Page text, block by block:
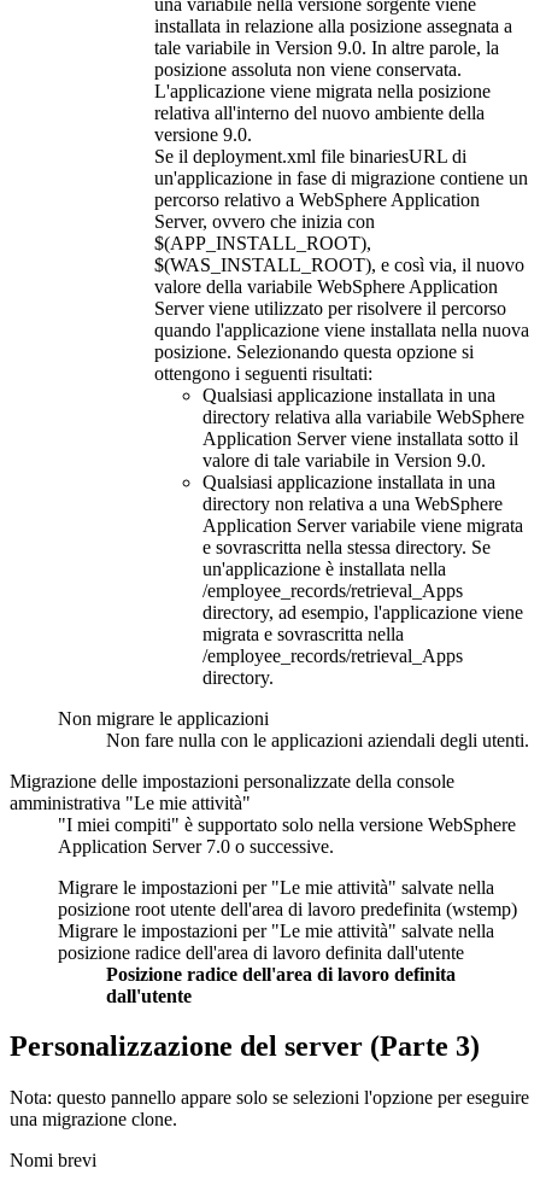
installata in relazione alla posizione assegnata a
tale variabile in Version 9.0. In altre parole, la
posizione assoluta non viene conservata.
L'applicazione viene migrata nella posizione
relativa all'interno del nuovo ambiente della
versione 9.0.
Se il deployment.xml file binariesURL di
un'applicazione in fase di migrazione contiene un
percorso relativo a WebSphere Application
Server, ovvero che inizia con
$(APP_INSTALL_ROOT),
$(WAS_INSTALL_ROOT), e così via, il nuovo
valore della variabile WebSphere Application
Serverviene utilizzato per risolvere il percorso
quando l'applicazione viene installata nella nuova
posizione. Selezionando questa opzione si
ottengono i seguenti risultati:
Qualsiasi applicazione installata in una
directory relativa alla variabile WebSphere
Application Serverviene installata sotto il
valore di tale variabile in Version 9.0.
Qualsiasi applicazione installata in una
directory non relativa a una WebSphere
Application Servervariabile viene migrata
e sovrascritta nella stessa directory. Se
un'applicazione è installata nella
/employee_records/retrieval_Apps
directory, ad esempio, l'applicazione viene
migrata e sovrascritta nella
/employee_records/retrieval_Apps
directory.
Non migrare le applicazioni
Non fare nulla con le applicazioni aziendali degli utenti.
Migrazione delle impostazioni personalizzate della console
amministrativa "Le mie attività"
"I miei compiti" è supportato solo nella versione WebSphere
Application Server7.0 o successive.
Migrare le impostazioni per "Le mie attività" salvate nella
posizione root utente dell'area di lavoro predefinita (wstemp)
Migrare le impostazioni per "Le mie attività" salvate nella
posizione radice dell'area di lavoro definita dall'utente
Posizione radice dell'area di lavoro definita
dall'utente
Personalizzazione del server (Parte 3)
Nota: questo pannello appare solo se selezioni l'opzione per eseguire
una migrazione clone.
Nomi brevi